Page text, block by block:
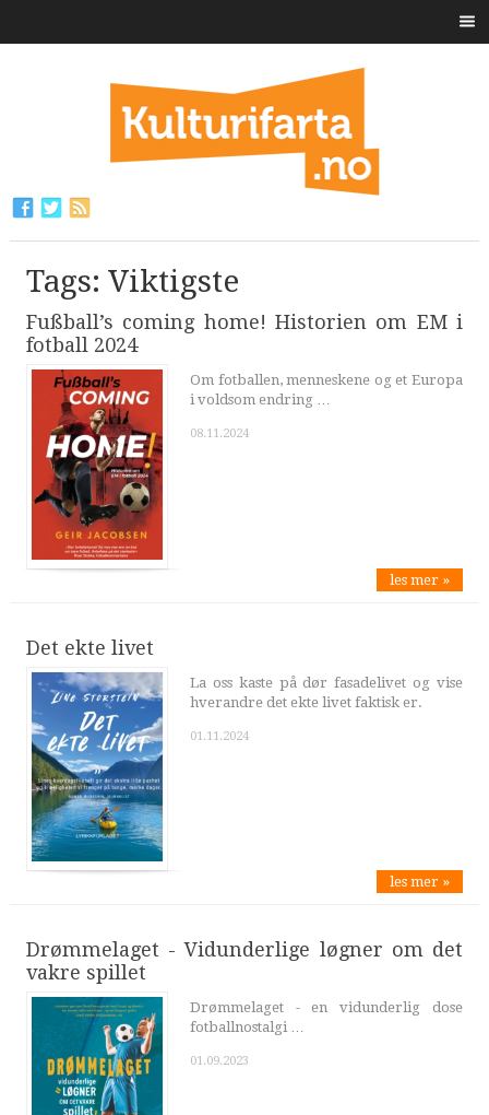
Tags: Viktigste
Fußball’s coming home! Historien om EM i
fotball 2024
Om fotballen, menneskene og et Europa
i voldsom endring …
08.11.2024
les mer »
Det ekte livet
La oss kaste på dør fasadelivet og vise
hverandre det ekte livet faktisk er.
01.11.2024
les mer »
Drømmelaget - Vidunderlige løgner om det
vakre spillet
Drømmelaget - en vidunderlig dose
fotballnostalgi …
01.09.2023